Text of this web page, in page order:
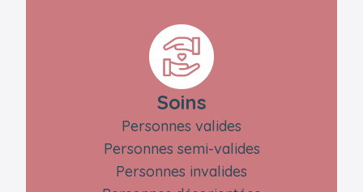
Soins
Personnes valides
Personnes semi-valides
Personnes invalides